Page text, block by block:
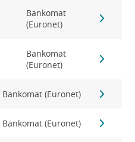
Bankomat
(Euronet)
Bankomat
(Euronet)
Bankomat (Euronet)
Bankomat (Euronet)